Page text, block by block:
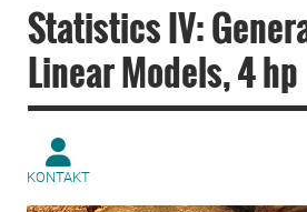
Statistics IV:
Linear Models, 4 hp
KONTAKT